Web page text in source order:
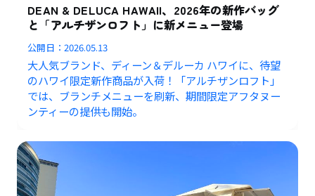
DEAN & DELUCA HAWAII、2026年の新作バッグ
と「アルチザンロフト」に新メニュー登場
公開日：2026.05.13
大人気ブランド、ディーン＆デルーカ ハワイに、待望
のハワイ限定新作商品が入荷！「アルチザンロフト」
では、ブランチメニューを刷新、期間限定アフタヌー
ンティーの提供も開始。